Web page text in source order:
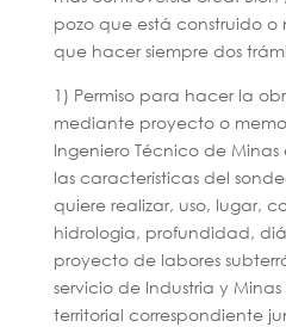
pozo que está construido o
que hacer siempre dos
1) Permiso para hacer la
mediante proyecto o
Ingeniero Técnico de
las características del
quiere realizar, uso, lugar,
hidrologia, profundidad,
proyecto de labores
servicio de Industria y
territorial correspondiente